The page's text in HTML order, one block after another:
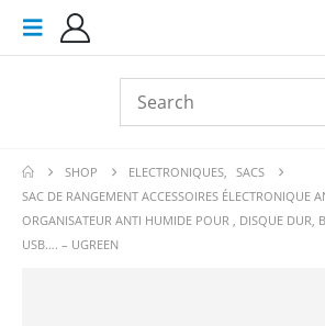
SHOP ELECTRONIQUES,
SACS
SAC DE RANGEMENT ACCESSOIRES ÉLECTRONIQUE
ORGANISATEUR ANTI HUMIDE POUR , DISQUE DUR,
USB…. – UGREEN